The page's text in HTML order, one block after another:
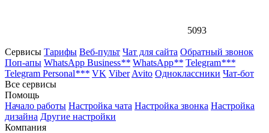
5093
Сервисы Тарифы Веб-пульт Чат для сайта Обратный звонок
Поп-апы WhatsApp Business** WhatsApp** Telegram***
Telegram Personal*** VK Viber Avito Одноклассники Чат-бот
Все сервисы
Помощь
Начало работы Настройка чата Настройка звонка Настройка
дизайна Другие настройки
Компания